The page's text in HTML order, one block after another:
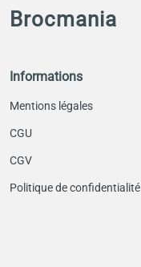
Brocmania
Informations
Mentions légales
CGU
CGV
Politique de confidentialité